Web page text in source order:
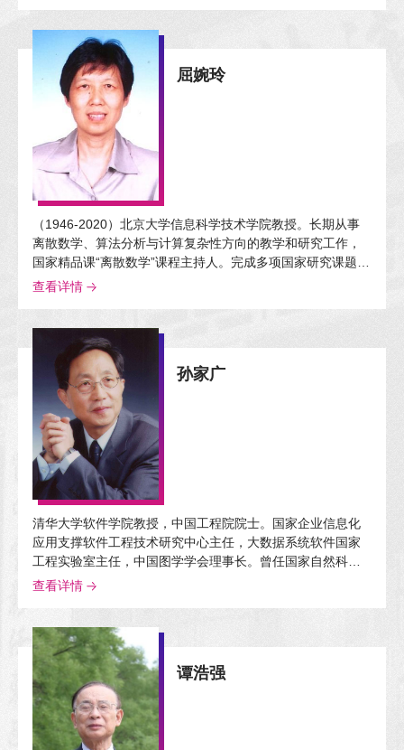
屈婉玲
（1946-2020）北京大学信息科学技术学院教授。长期从事
离散数学、算法分析与计算复杂性方向的教学和研究工作，
国家精品课“离散数学”课程主持人。完成多项国家研究课题；
撰写多部教材与译著，包括高等教育精品教材、国家级规划
查看详情
孙家广
清华大学软件学院教授，中国工程院院士。国家企业信息化
应用支撑软件工程技术研究中心主任，大数据系统软件国家
工程实验室主任，中国图学学会理事长。曾任国家自然科学
基金委副主任，清华信息科学与技术国家实验室（筹） 主
图形学、计算机辅助设计、软件工程与系统的教学、研究、
开发，为推动我国制造业信息化、工业化与信息化深度融
合、提升我国软件产业化能力做出了贡献。
查看详情
谭浩强